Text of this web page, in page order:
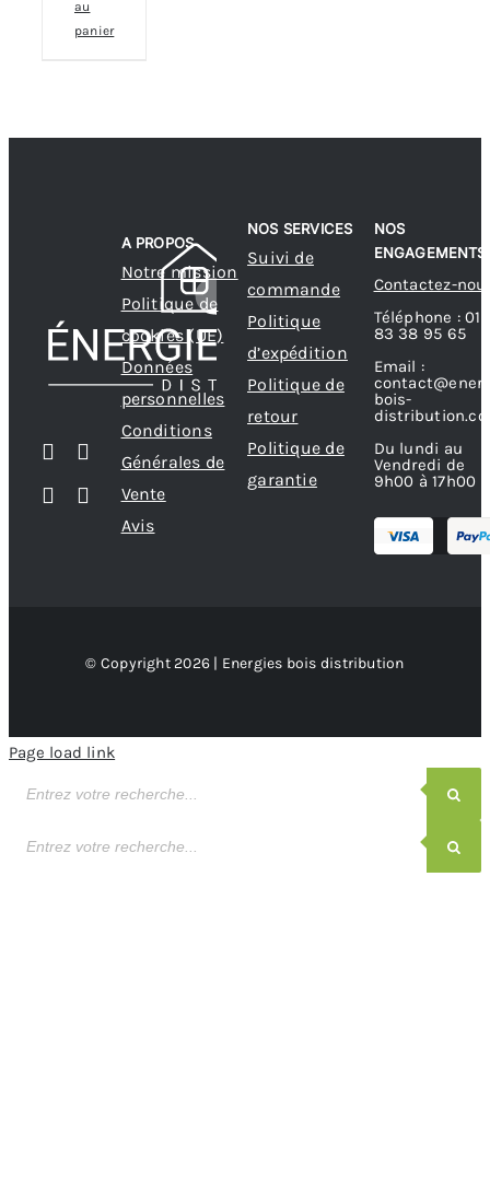
au
panier
A PROPOS
Notre mission
Politique de
cookies (UE)
Données
personnelles
Conditions
Générales de
Vente
Avis
NOS SERVICES
Suivi de
commande
Politique
d’expédition
Politique de
retour
Politique de
garantie
NOS
ENGAGEMENTS
Contactez-
Téléphone : 01
83 38 95 65
Email :
bois-
Du lundi au
Vendredi de
9h00 à 17h00
© Copyright 2026 | Energies bois distribution
Page load link
de
de